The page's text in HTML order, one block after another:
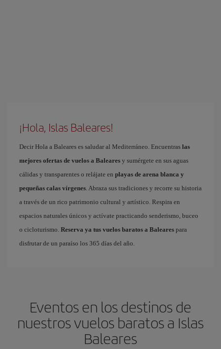
¡Hola, Islas Baleares!
Decir Hola a Baleares es saludar al Mediterráneo. Encuentras las
mejores ofertas de vuelos a Baleares y sumérgete en sus aguas
cálidas y transparentes o relájate en playas de arena blanca y
pequeñas calas vírgenes . Abraza sus tradiciones y recorre su historia
a través de un rico patrimonio cultural y artístico. Respira en
espacios naturales únicos y actívate practicando senderismo, buceo
o cicloturismo. Reserva ya tus vuelos baratos a Baleares para
disfrutar de un paraíso los 365 días del año.
Eventos en los destinos de
nuestros vuelos baratos a Islas
Baleares